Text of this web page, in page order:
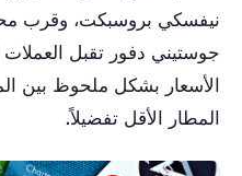
نيفسكي بروسبكت، وقرب
جوستيني دفور تقبل العملات
الأسعار بشكل ملحوظ بين
المطار الأقل تفضيلاً.